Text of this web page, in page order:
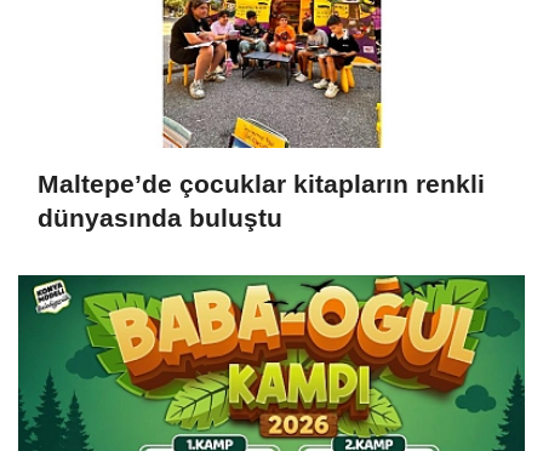
Maltepe’de çocuklar kitapların renkli
dünyasında buluştu